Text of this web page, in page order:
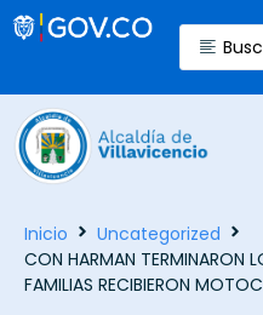
Inicio
Uncategorized
CON HARMAN TERMINARON
FAMILIAS RECIBIERON